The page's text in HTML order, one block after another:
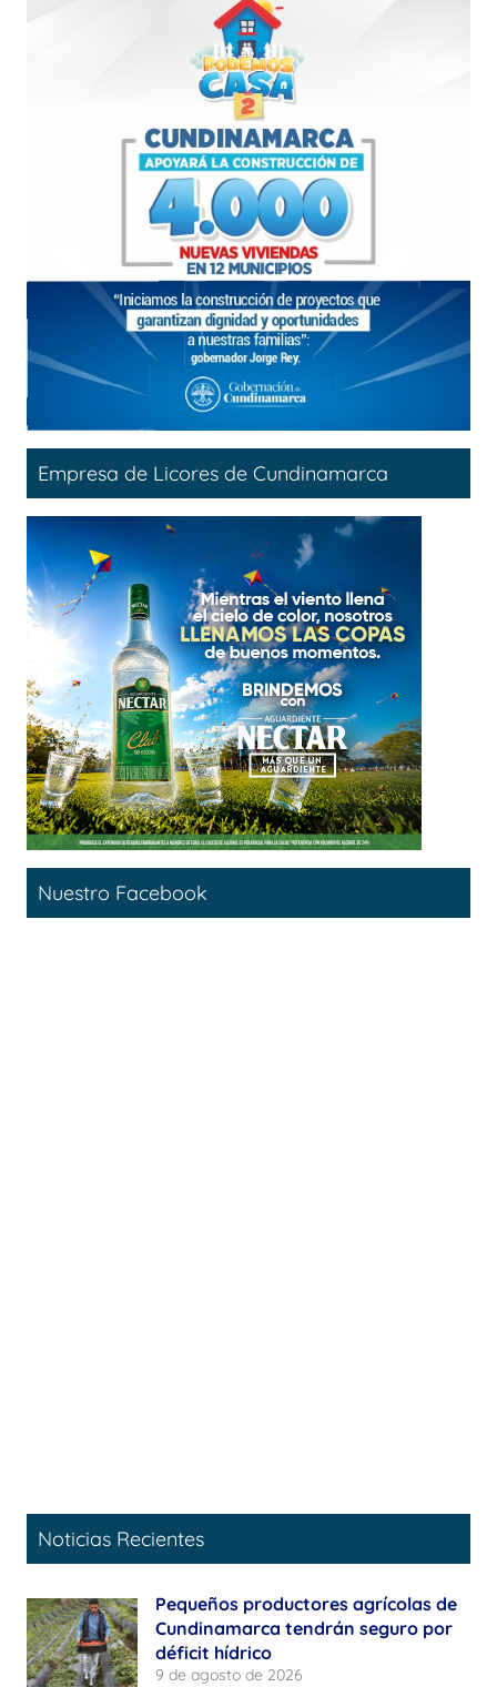
Empresa de Licores de Cundinamarca
Nuestro Facebook
Noticias Recientes
Pequeños productores agrícolas de
Cundinamarca tendrán seguro por
déficit hídrico
9 de agosto de 2026